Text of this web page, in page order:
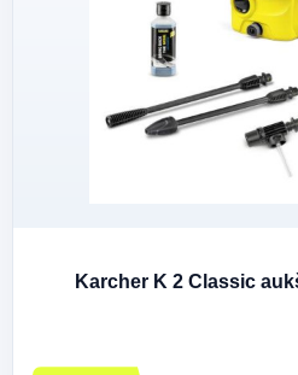
Karcher K 2 Classic